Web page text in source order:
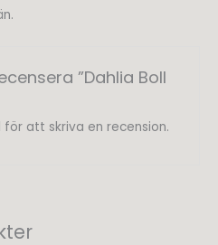
”Dahlia Boll
för att skriva en recension.